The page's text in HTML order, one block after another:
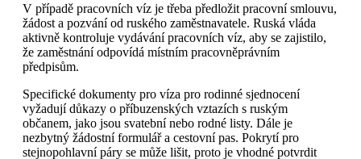
V případě pracovních víz je třeba předložit pracovní smlouvu,
žádost a pozvání od ruského zaměstnavatele. Ruská vláda
aktivně kontroluje vydávání pracovních víz, aby se zajistilo,
že zaměstnání odpovídá místním pracovněprávním
předpisům.
Specifické dokumenty pro víza pro rodinné sjednocení
vyžadují důkazy o příbuzenských vztazích s ruským
občanem, jako jsou svatební nebo rodné listy. Dále je
nezbytný žádostní formulář a cestovní pas. Pokrytí pro
stejnopohlavní páry se může lišit, proto je vhodné potvrdit